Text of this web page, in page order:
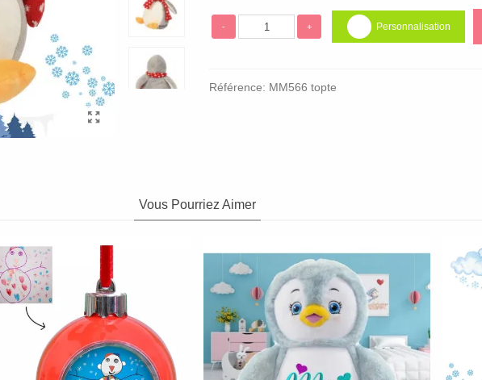
- + Personnalisation
Référence: MM566 topte
Vous Pourriez Aimer